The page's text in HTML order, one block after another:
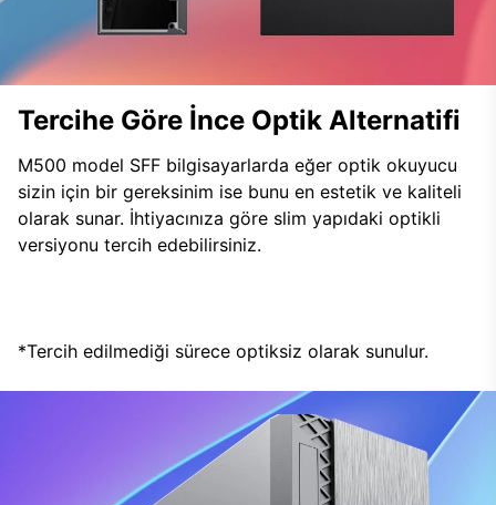
Tercihe Göre İnce Optik Alternatifi
M500 model SFF bilgisayarlarda eğer optik okuyucu
sizin için bir gereksinim ise bunu en estetik ve kaliteli
olarak sunar. İhtiyacınıza göre slim yapıdaki optikli
versiyonu tercih edebilirsiniz.
*Tercih edilmediği sürece optiksiz olarak sunulur.